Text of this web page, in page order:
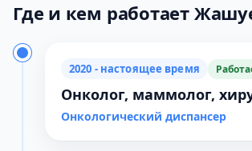
Где и кем работает
2020 - настоящее время
Онколог, маммолог,
Онкологический диспансер